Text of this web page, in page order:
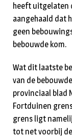
heeft uitgelaten
aangehaald dat
geen
bebouwde kom.
Wat dit laatste
van de
provinciaal blad
Fortduinen
grens ligt
tot net voorbij